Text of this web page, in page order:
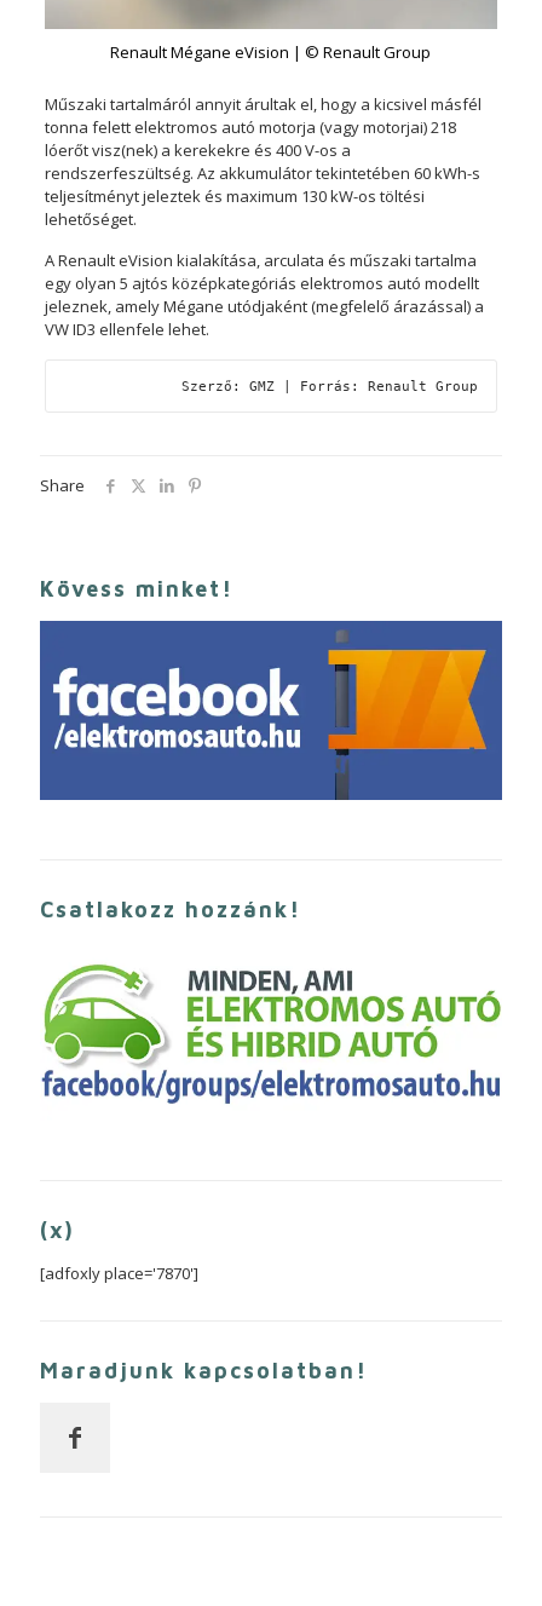
Renault Mégane eVision | © Renault Group
Műszaki tartalmáról annyit árultak el, hogy a kicsivel másfél
tonna felett elektromos autó motorja (vagy motorjai) 218
lóerőt visz(nek) a kerekekre és 400 V-os a
rendszerfeszültség. Az akkumulátor tekintetében 60 kWh-s
teljesítményt jeleztek és maximum 130 kW-os töltési
lehetőséget.
A Renault eVision kialakítása, arculata és műszaki tartalma
egy olyan 5 ajtós középkategóriás elektromos autó modellt
jeleznek, amely Mégane utódjaként (megfelelő árazással) a
VW ID3 ellenfele lehet.
Szerző: GMZ | Forrás: Renault Group
Share
Kövess minket!
Csatlakozz hozzánk!
(x)
[adfoxly place='7870']
Maradjunk kapcsolatban!